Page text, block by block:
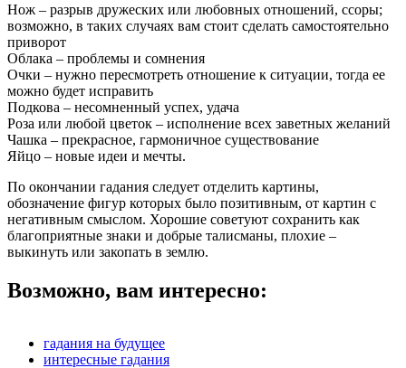
Нож – разрыв дружеских или любовных отношений, ссоры;
возможно, в таких случаях вам стоит сделать самостоятельно
приворот
Облака – проблемы и сомнения
Очки – нужно пересмотреть отношение к ситуации, тогда ее
можно будет исправить
Подкова – несомненный успех, удача
Роза или любой цветок – исполнение всех заветных желаний
Чашка – прекрасное, гармоничное существование
Яйцо – новые идеи и мечты.
По окончании гадания следует отделить картины,
обозначение фигур которых было позитивным, от картин с
негативным смыслом. Хорошие советуют сохранить как
благоприятные знаки и добрые талисманы, плохие –
выкинуть или закопать в землю.
Возможно, вам интересно:
гадания на будущее
интересные гадания